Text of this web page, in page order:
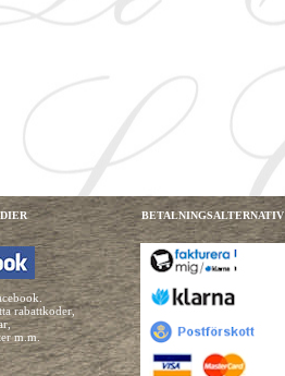
rabattkoder,
m.m.
BETALNINGSALTERNATIV